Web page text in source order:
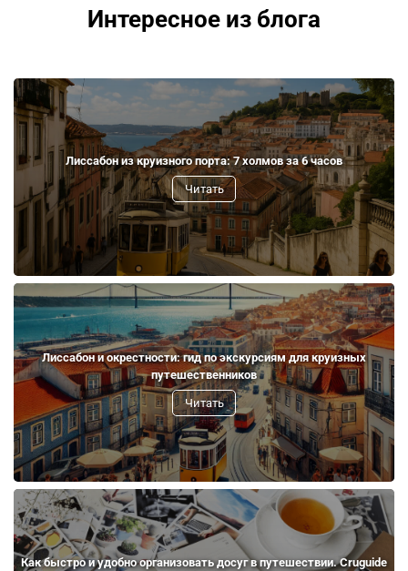
Интересное из блога
Лиссабон из круизного порта: 7 холмов за 6 часов
Читать
Лиссабон и окрестности: гид по экскурсиям для круизных
путешественников
Читать
Как быстро и удобно организовать досуг в путешествии. Cruguide